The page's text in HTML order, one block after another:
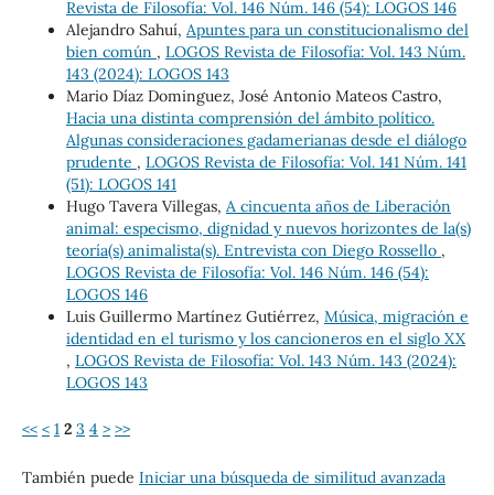
Revista de Filosofía: Vol. 146 Núm. 146 (54): LOGOS 146
Alejandro Sahuí, Apuntes para un constitucionalismo del
bien común , LOGOS Revista de Filosofía: Vol. 143 Núm.
143 (2024): LOGOS 143
Mario Díaz Dominguez, José Antonio Mateos Castro,
Hacia una distinta comprensión del ámbito político.
Algunas consideraciones gadamerianas desde el diálogo
prudente , LOGOS Revista de Filosofía: Vol. 141 Núm. 141
(51): LOGOS 141
Hugo Tavera Villegas, A cincuenta años de Liberación
animal: especismo, dignidad y nuevos horizontes de la(s)
teoría(s) animalista(s). Entrevista con Diego Rossello ,
LOGOS Revista de Filosofía: Vol. 146 Núm. 146 (54):
LOGOS 146
Luis Guillermo Martínez Gutiérrez, Música, migración e
identidad en el turismo y los cancioneros en el siglo XX
, LOGOS Revista de Filosofía: Vol. 143 Núm. 143 (2024):
LOGOS 143
<< < 1 2 3 4 > >>
También puede Iniciar una búsqueda de similitud avanzada